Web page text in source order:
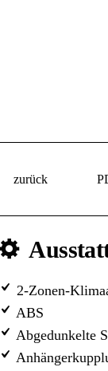
zurück
2-Zonen-
ABS
Abgedunkelte